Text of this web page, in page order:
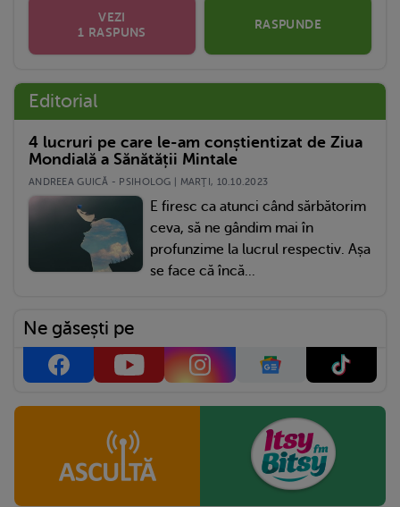
VEZI
1 RASPUNS
RASPUNDE
Editorial
4 lucruri pe care le-am conștientizat de Ziua
Mondială a Sănătății Mintale
ANDREEA GUICĂ - PSIHOLOG | MARŢI, 10.10.2023
E firesc ca atunci când sărbătorim
ceva, să ne gândim mai în
profunzime la lucrul respectiv. Așa
se face că încă...
Ne găsești pe